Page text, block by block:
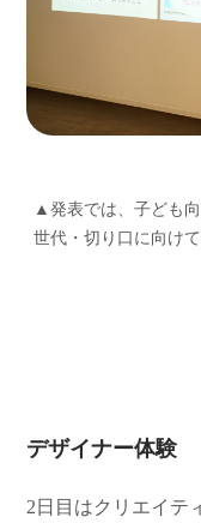
▲発表では、子ども
世代・切り口に向け
デザイナー体験
2日目はクリエイテ